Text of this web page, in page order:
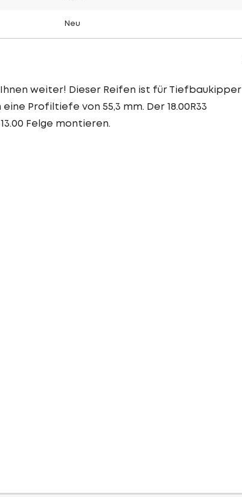
Neu
Ihnen weiter! Dieser Reifen ist für Tiefbaukipper
Profiltiefe von 55,3 mm. Der 18.00R33
Felge montieren.